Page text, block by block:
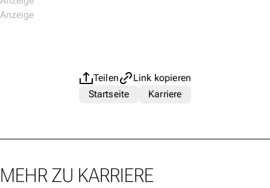
Teilen
Link kopieren
Startseite
Karriere
MEHR ZU KARRIERE